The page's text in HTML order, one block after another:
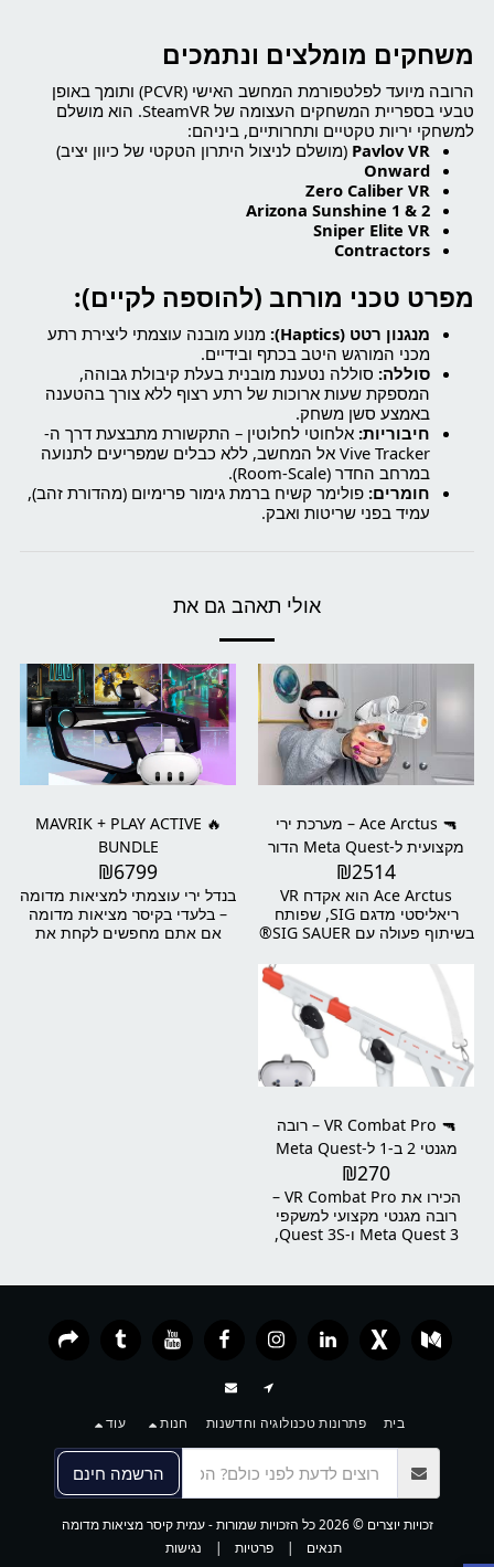
משחקים מומלצים ונתמכים
הרובה מיועד לפלטפורמת המחשב האישי (PCVR) ותומך באופן
טבעי בספריית המשחקים העצומה של SteamVR. הוא מושלם
למשחקי יריות טקטיים ותחרותיים, ביניהם:
Pavlov VR (מושלם לניצול היתרון הטקטי של כיוון יציב)
Onward
Zero Caliber VR
Arizona Sunshine 1 & 2
Sniper Elite VR
Contractors
מפרט טכני מורחב (להוספה לקיים):
מנגנון רטט (Haptics):
מנוע מובנה עוצמתי ליצירת רתע
מכני המורגש היטב בכתף ובידיים.
סוללה: סוללה נטענת מובנית בעלת קיבולת גבוהה,
המספקת שעות ארוכות של רתע רצוף ללא צורך בהטענה
באמצע סשן משחק.
חיבוריות: אלחוטי לחלוטין – התקשורת מתבצעת דרך ה-
Vive Tracker אל המחשב, ללא כבלים שמפריעים לתנועה
במרחב החדר (Room-Scale).
חומרים: פולימר קשיח ברמת גימור פרימיום (מהדורת זהב),
עמיד בפני שריטות ואבק.
אולי תאהב גם את
🔫 Ace Arctus – מערכת ירי
מקצועית ל-Meta Quest הדור
הבא של אימוני ירי מציאותיים –
אצלך בבית
₪2514
Ace Arctus הוא אקדח VR
ריאליסטי מדגם SIG, שפותח
בשיתוף פעולה עם SIG SAUER®
נועד להתחבר לבקרי ה-VR שלך
ולהעניק לך תחושת ירי אותנטית –
משקל, אחיזה, ולחיצה על ההדק
בדיוק כמו באקדח אמיתי
מהסדרה LEGION או XMACRO
COMP.⚠️ הערה חשובה ללקוחות:
חובה להירשם באתר הרשמי של
החברה ולרכוש מנוי פעיל – חודשי
או שנתי לבחירתכם. 🛑 ללא מנוי
– המוצר לא יפעל ולא ניתן יהיה
להשתמש בו כלל. ​ הרישום והמנוי
מתבצעים ישירות דרך אתר
🔥 MAVRIK + PLAY ACTIVE
BUNDLE
₪6799
בנדל ירי עוצמתי למציאות מדומה
– בלעדי בקיסר מציאות מדומה
אם אתם מחפשים לקחת את
🔫 VR Combat Pro – רובה
מגנטי 2 ב-1 ל-Meta Quest
₪270
הכירו את VR Combat Pro –
רובה מגנטי מקצועי למשקפי
Meta Quest 3 ו-Quest 3S,
בית פתרונות טכנולוגיה וחדשנות חנות עוד
הרשמה חינם
זכויות יוצרים © 2026 כל הזכויות שמורות -
עמית קיסר מציאות מדומה
תנאים | פרטיות | נגישות